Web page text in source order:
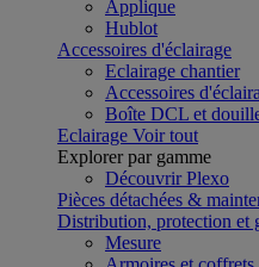
Applique
Hublot
Accessoires d'éclairage
Eclairage chantier
Accessoires
Boîte DCL et
Eclairage Voir tout
Explorer par gamme
Découvrir Plexo
Pièces détachées &
Distribution, protection et
Mesure